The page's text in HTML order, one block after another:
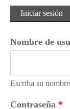
Iniciar sesión
Nombre de
Escriba su
Contraseña *